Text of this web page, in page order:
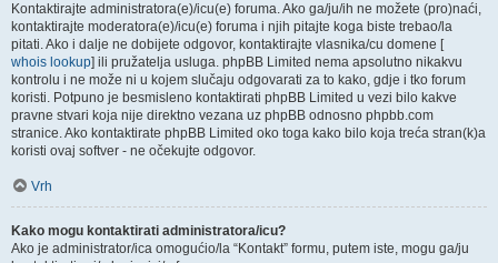
Kontaktirajte administratora(e)/icu(e) foruma. Ako ga/ju/ih ne možete (pro)naći,
kontaktirajte moderatora(e)/icu(e) foruma i njih pitajte koga biste trebao/la
pitati. Ako i dalje ne dobijete odgovor, kontaktirajte vlasnika/cu domene [
whois lookup] ili pružatelja usluga. phpBB Limited nema apsolutno nikakvu
kontrolu i ne može ni u kojem slučaju odgovarati za to kako, gdje i tko forum
koristi. Potpuno je besmisleno kontaktirati phpBB Limited u vezi bilo kakve
pravne stvari koja nije direktno vezana uz phpBB odnosno phpbb.com
stranice. Ako kontaktirate phpBB Limited oko toga kako bilo koja treća stran(k)a
koristi ovaj softver - ne očekujte odgovor.
Vrh
Kako mogu kontaktirati administratora/icu?
Ako je administrator/ica omogućio/la “Kontakt” formu, putem iste, mogu ga/ju